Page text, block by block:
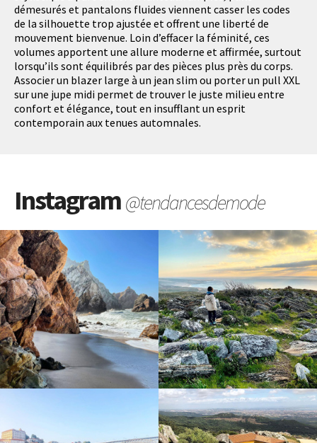
démesurés et pantalons fluides viennent casser les codes
de la silhouette trop ajustée et offrent une liberté de
mouvement bienvenue. Loin d’effacer la féminité, ces
volumes apportent une allure moderne et affirmée, surtout
lorsqu’ils sont équilibrés par des pièces plus près du corps.
Associer un blazer large à un jean slim ou porter un pull XXL
sur une jupe midi permet de trouver le juste milieu entre
confort et élégance, tout en insufflant un esprit
contemporain aux tenues automnales.
Instagram@tendancesdemode